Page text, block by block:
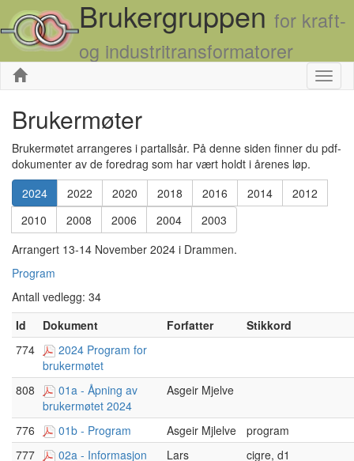
Brukergruppen for kraft-
og industritransformatorer
Skjul
Brukermøter
Brukermøtet arrangeres i partallsår. På denne siden finner du pdf-
dokumenter av de foredrag som har vært holdt i årenes løp.
2024
2022 2020 2018 2016 2014
2012
2010
2008 2006 2004
2003
Arrangert 13-14 November 2024 i Drammen.
Program
Antall vedlegg: 34
Id
Dokument Forfatter
Stikkord
774
2024 Program for
brukermøtet
808
01a - Åpning av
brukermøtet 2024
Asgeir Mjelve
776 01b - Program Asgeir Mjlelve
program
777
02a - Informasjon
Lars
cigre, d1